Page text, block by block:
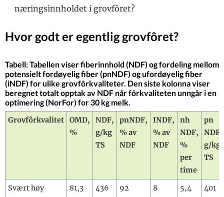
næringsinnholdet i grovfôret?
Hvor godt er egentlig grovfôret?
Tabell: Tabellen viser fiberinnhold (NDF) og fordeling mellom
potensielt fordøyelig fiber (pnNDF) og ufordøyelig fiber
(iNDF) for ulike grovfôrkvaliteter. Den siste kolonna viser
beregnet totalt opptak av NDF når fôrkvaliteten unngår i en
optimering (NorFor) for 30 kg melk.
Grovfôrkvalitet
OMD,
%
NDF,
g/kg
TS
pnNDF,
% av
NDF
INDF,
% av
NDF
nh
NDF,
%
per
time
pn
NDF,
g/kg
TS
Svært høy
81,3 436 92 8 5,4 401